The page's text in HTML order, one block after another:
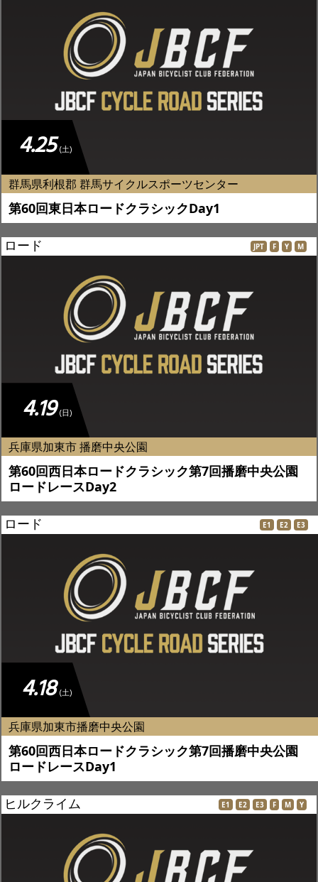
4.25 (土)
群馬県利根郡 群馬サイクルスポーツセンター
第60回東日本ロードクラシックDay1
ロード JPT F Y M
4.19 (日)
兵庫県加東市 播磨中央公園
第60回西日本ロードクラシック第7回播磨中央公園
ロードレースDay2
ロード E1 E2 E3
4.18 (土)
兵庫県加東市播磨中央公園
第60回西日本ロードクラシック第7回播磨中央公園
ロードレースDay1
ヒルクライム E1 E2 E3 F M Y